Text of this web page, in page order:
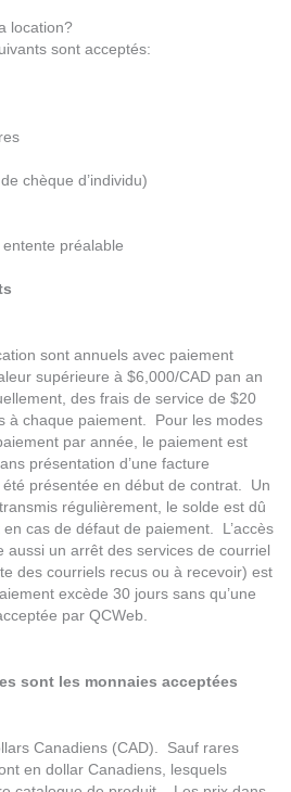
location?
sont acceptés:
chèque d’individu)
préalable
sont annuels avec paiement
supérieure à $6,000/CAD pan an
des frais de service de $20
à chaque paiement. Pour les modes
par année, le paiement est
présentation d’une facture
présentée en début de contrat. Un
régulièrement, le solde est dû
cas de défaut de paiement. L’accès
aussi un arrêt des services de courriel
des courriels recus ou à recevoir) est
excède 30 jours sans qu’une
par QCWeb.
sont les monnaies acceptées
Canadiens (CAD). Sauf rares
en dollar Canadiens, lesquels